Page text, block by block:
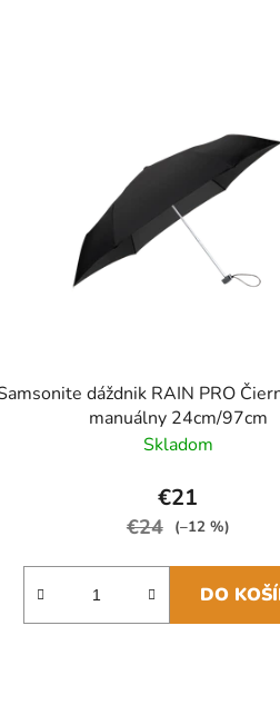
dáždnik RAIN PRO
manuálny 24cm/97cm
Skladom
€21
€24 (–12 %)
DO